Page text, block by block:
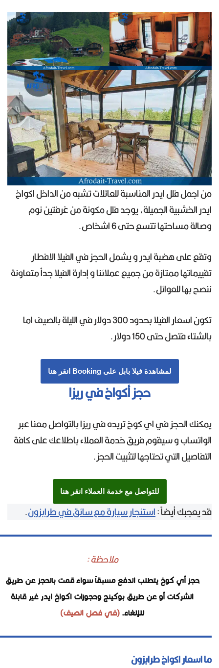
من اجمل فلل ايدر المناسبة للعائلات تشبه من الداخل اكواخ
ايدر الخشبية الجميلة، يوجد فلل مكونة من غرفتين نوم
وصالة مساحتها تتسع حتى 6 اشخاص.
وتقع على هضبة ايدر و يشمل الحجز في الفيلا الافطار
تقييماتها ممتازة من جميع عملائنا و إدارة الفيلا جداً متعاونة
ننصح بها للعوائل.
تكون اسعار الفيلا بحدود 300 دولار في الليلة بالصيف اما
بالشتاء فتصل حتى 150 دولار.
لمشاهدة فيلا بابل على Booking انقر هنا
حجز أكواخ في ريزا
يمكنك الحجز في اي كوخ تريده في ريزا بالتواصل معنا عبر
الواتساب و سيقوم فريق خدمة العملاء باطلاعك على كافة
التفاصيل التي تحتاجها لتثبيت الحجز.
للتواصل مع خدمة العملاء انقر هنا
قد يعجبك أيضاً :استئجار سيارة مع سائق في طرابزون.
ملاحظة :
حجز أي كوخ يتطلب الدفع مسبقاً سواء قمت بالحجز عن طريق
الشركات أو عن طريق بوكينج وحجوزات اكواخ ايدر غير قابلة
للإلغاء. (في فصل الصيف)
ما اسعار اكواخ طرابزون